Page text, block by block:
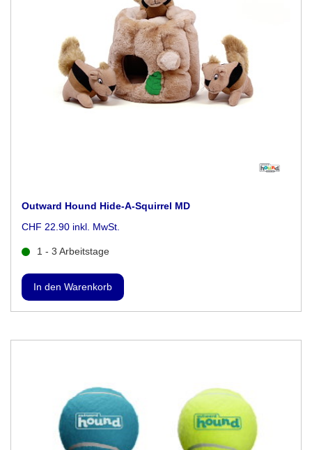
Outward Hound Hide-A-Squirrel MD
CHF 22.90 inkl. MwSt.
1 - 3 Arbeitstage